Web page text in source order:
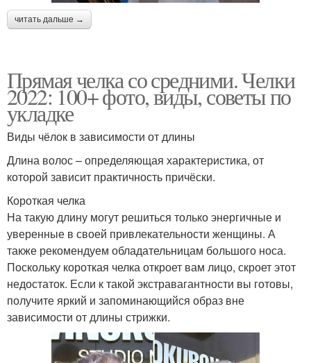
читать дальше →
Прямая челка со средними. Челки
2022: 100+ фото, виды, советы по
укладке
Виды чёлок в зависимости от длины
Длина волос – определяющая характеристика, от
которой зависит практичность причёски.
Короткая челка
На такую длину могут решиться только энергичные и
уверенные в своей привлекательности женщины. А
также рекомендуем обладательницам большого носа.
Поскольку короткая челка откроет вам лицо, скроет этот
недостаток. Если к такой экстравагантности вы готовы,
получите яркий и запоминающийся образ вне
зависимости от длины стрижки.